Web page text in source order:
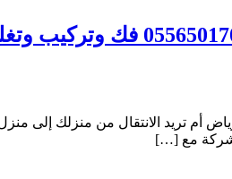
تريد الانتقال من منزلك إلى
مع […]